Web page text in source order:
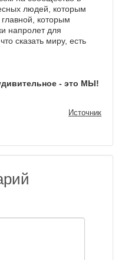
людей, которым
главной, которым
напролет для
сказать миру, есть
- это МЫ!
Источник